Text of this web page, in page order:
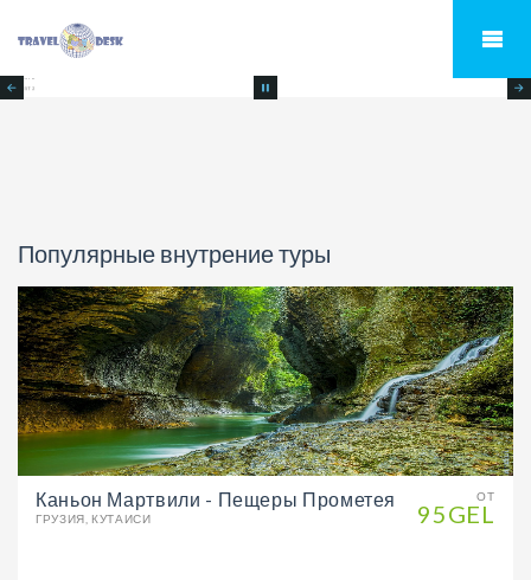
Популярные внутрение туры
ОТ
95GEL
Каньон Мартвили - Пещеры Прометея
ГРУЗИЯ, КУТАИСИ